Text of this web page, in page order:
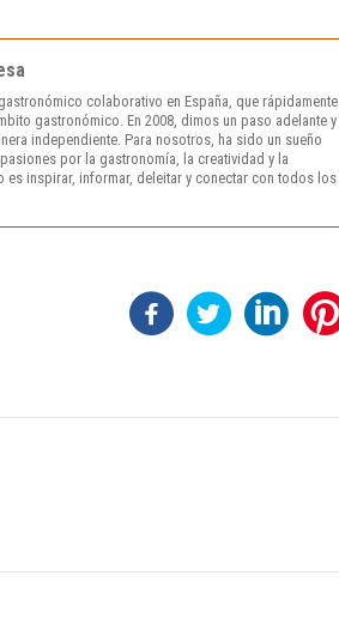
colaborativo en España, que rápidamente
gastronómico. En 2008, dimos un paso adelante y
independiente. Para nosotros, ha sido un sueño
por la gastronomía, la creatividad y la
es inspirar, informar, deleitar y conectar con todos los